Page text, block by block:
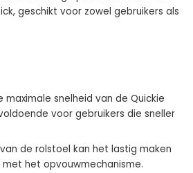
geschikt voor zowel gebruikers als
maximale snelheid van de Quickie
voor gebruikers die sneller
de rolstoel kan het lastig maken
het opvouwmechanisme.